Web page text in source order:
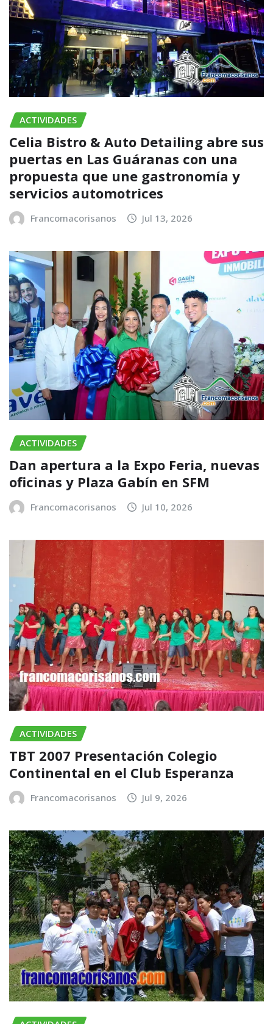
ACTIVIDADES
Celia Bistro & Auto Detailing abre sus
puertas en Las Guáranas con una
propuesta que une gastronomía y
servicios automotrices
Francomacorisanos Jul 13, 2026
ACTIVIDADES
​Dan apertura a la Expo Feria, nuevas
oficinas y Plaza Gabín en SFM
Francomacorisanos Jul 10, 2026
ACTIVIDADES
TBT 2007 Presentación Colegio
Continental en el Club Esperanza
Francomacorisanos Jul 9, 2026